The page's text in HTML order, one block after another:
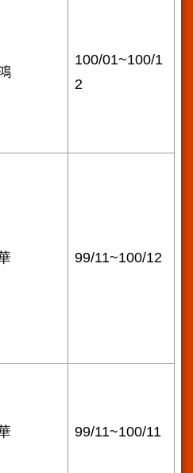
100/01~100/1
2
99/11~100/12
99/11~100/11